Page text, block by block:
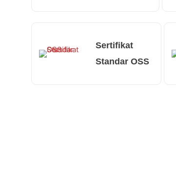
Sertifikat
Standar OSS